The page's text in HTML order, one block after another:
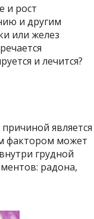
и рост
и другим
или желез
и лечится?
является
фактором может
грудной
радона,